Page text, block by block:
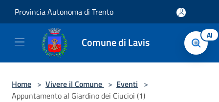
Provincia Autonoma di Trento
Comune di Lavis AI
Home > Vivere il Comune > Eventi >
Appuntamento al Giardino dei Ciucioi (1)